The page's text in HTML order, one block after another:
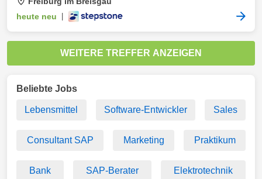
heute neu
WEITERE TREFFER ANZEIGEN
Beliebte Jobs
Lebensmittel Software-Entwickler Sales
Consultant SAP Marketing Praktikum
Bank SAP-Berater Elektrotechnik